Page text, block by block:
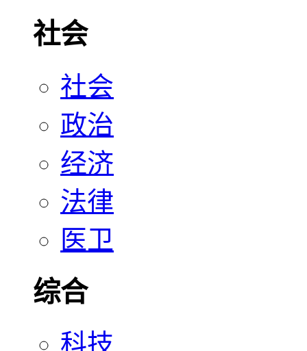
社会
社会
政治
经济
法律
医卫
综合
科技